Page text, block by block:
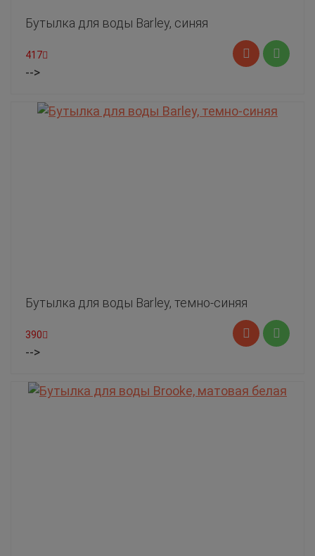
Бутылка для воды Barley, синяя
417
-->
Бутылка для воды Barley, темно-синяя
390
-->